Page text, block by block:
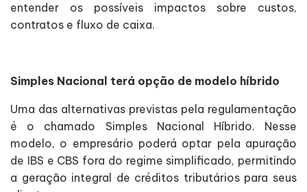
entender os possíveis impactos sobre custos,
contratos e fluxo de caixa.
Simples Nacional terá opção de modelo híbrido
Uma das alternativas previstas pela regulamentação
é o chamado Simples Nacional Híbrido. Nesse
modelo, o empresário poderá optar pela apuração
de IBS e CBS fora do regime simplificado, permitindo
a geração integral de créditos tributários para seus